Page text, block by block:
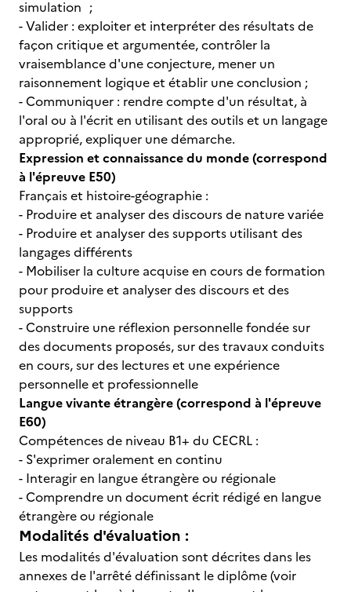
simulation ;
- Valider : exploiter et interpréter des résultats de
façon critique et argumentée, contrôler la
vraisemblance d'une conjecture, mener un
raisonnement logique et établir une conclusion ;
- Communiquer : rendre compte d'un résultat, à
l'oral ou à l'écrit en utilisant des outils et un langage
approprié, expliquer une démarche.
Expression et connaissance du monde (correspond
à l'épreuve E50)
Français et histoire-géographie :
- Produire et analyser des discours de nature variée
- Produire et analyser des supports utilisant des
langages différents
- Mobiliser la culture acquise en cours de formation
pour produire et analyser des discours et des
supports
- Construire une réflexion personnelle fondée sur
des documents proposés, sur des travaux conduits
en cours, sur des lectures et une expérience
personnelle et professionnelle
Langue vivante étrangère (correspond à l'épreuve
E60)
Compétences de niveau B1+ du CECRL :
- S'exprimer oralement en continu
- Interagir en langue étrangère ou régionale
- Comprendre un document écrit rédigé en langue
étrangère ou régionale
Modalités d'évaluation :
Les modalités d'évaluation sont décrites dans les
annexes de l'arrêté définissant le diplôme (voir